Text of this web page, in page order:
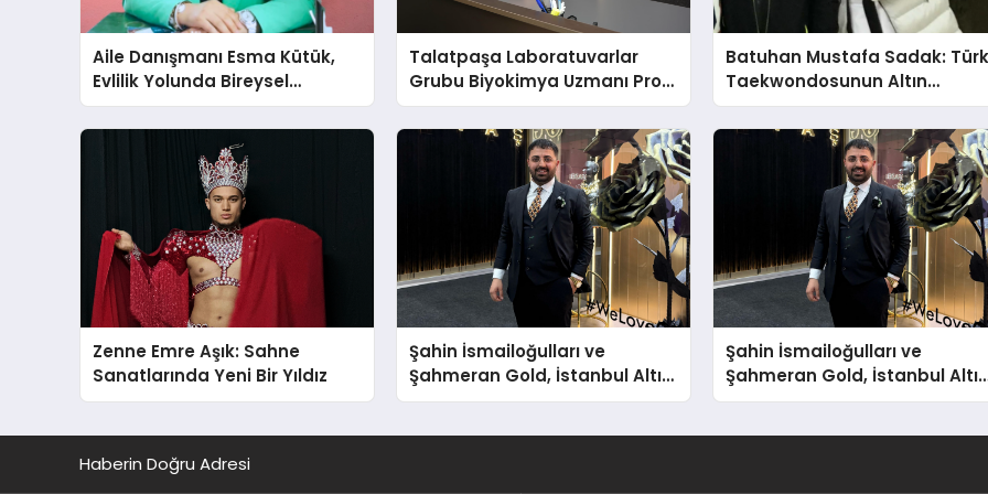
Aile Danışmanı Esma Kütük,
Evlilik Yolunda Bireysel
Farkındalığın ve Sınırların
Gücünü Anlatıyor
Talatpaşa Laboratuvarlar
Grubu Biyokimya Uzmanı Prof.
Dr. Ahmet Var
Batuhan Mustafa Sadak:
Taekwondosunun Altın
Yumruğu
Zenne Emre Aşık: Sahne
Sanatlarında Yeni Bir Yıldız
Şahin İsmailoğulları ve
Şahmeran Gold, İstanbul Altın
Fuarı’nda Sektöre Damga
Şahin İsmailoğulları ve
Şahmeran Gold, İstanbul
Fuarı’nda Sektöre Damga
Haberin Doğru Adresi